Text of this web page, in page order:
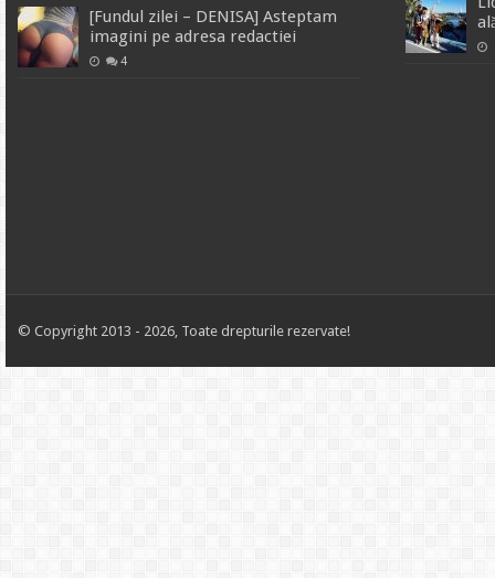
[Fundul zilei – DENISA] Asteptam
imagini pe adresa redactiei
4
© Copyright 2013 - 2026, Toate drepturile rezervate!